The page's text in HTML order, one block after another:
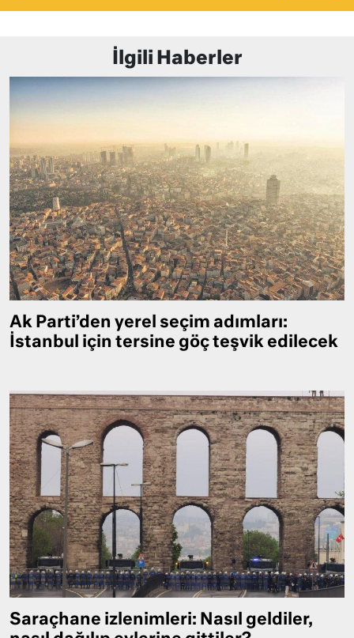
İlgili Haberler
Ak Parti’den yerel seçim adımları:
İstanbul için tersine göç teşvik edilecek
Saraçhane izlenimleri: Nasıl geldiler,